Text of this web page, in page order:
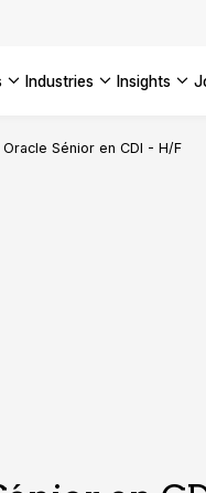
SEE ALL
industries insights
Oracle Sénior en CDI - H/F